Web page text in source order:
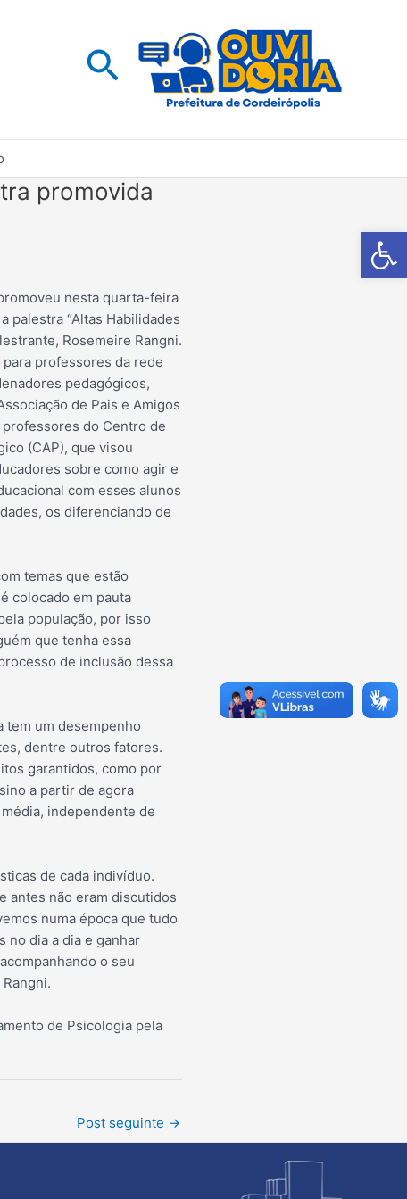
Barra de
Pesquisar
promovida
nesta quarta-feira
palestra “Altas Habilidades
Rosemeire Rangni.
professores da rede
pedagógicos,
de Pais e Amigos
professores do Centro de
(CAP), que visou
sobre como agir e
com esses alunos
os diferenciando de
temas que estão
colocado em pauta
população, por isso
que tenha essa
de inclusão dessa
tem um desempenho
dentre outros fatores.
garantidos, como por
a partir de agora
independente de
de cada indivíduo.
antes não eram discutidos
numa época que tudo
no dia a dia e ganhar
o seu
de Psicologia pela
Post seguinte →